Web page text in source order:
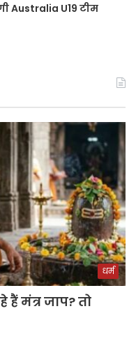
Australia U19 टीम
धर्म
हैं मंत्र जाप? तो